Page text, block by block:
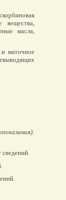
вещества,
масла,
маточное
сведений.